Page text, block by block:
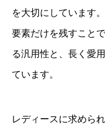
を大切にしています
要素だけを残すこと
る汎用性と、長く愛
ています。
レディースに求めら